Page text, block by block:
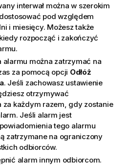
interwał można w szerokim
pod względem
i miesięcy. Możesz także
rozpocząć i zakończyć
alarmu można zatrzymać na
za pomocą opcji Odłóż
. Jeśli zachowasz ustawienie
otrzymywać
za każdym razem, gdy zostanie
Jeśli alarm jest
tego alarmu
zatrzymane na ograniczony
odbiorców.
alarm innym odbiorcom.